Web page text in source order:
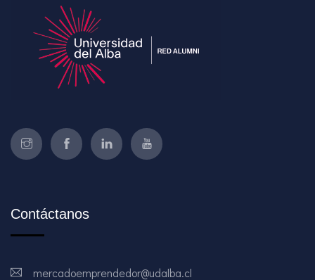
Contáctanos
mercadoemprendedor@udalba.cl